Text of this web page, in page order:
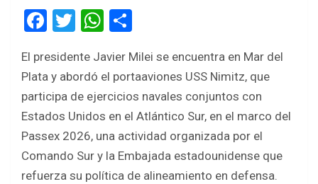
F
ce
b
o
o
k
T
tt
er
W
at
s
A
p
p
ar
e
El presidente Javier Milei se encuentra en Mar del
Plata y abordó el portaaviones USS Nimitz, que
participa de ejercicios navales conjuntos con
Estados Unidos en el Atlántico Sur, en el marco del
Passex 2026, una actividad organizada por el
Comando Sur y la Embajada estadounidense que
refuerza su política de alineamiento en defensa.